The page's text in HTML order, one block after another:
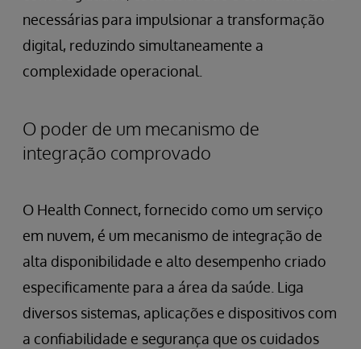
necessárias para impulsionar a transformação
digital, reduzindo simultaneamente a
complexidade operacional.
O poder de um mecanismo de
integração comprovado
O Health Connect, fornecido como um serviço
em nuvem, é um mecanismo de integração de
alta disponibilidade e alto desempenho criado
especificamente para a área da saúde. Liga
diversos sistemas, aplicações e dispositivos com
a confiabilidade e segurança que os cuidados